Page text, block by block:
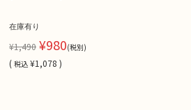
在庫有り
¥1,490 ¥980(税別)
( 税込 ¥1,078 )